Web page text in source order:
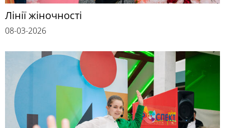
Лінії жіночності
08-03-2026